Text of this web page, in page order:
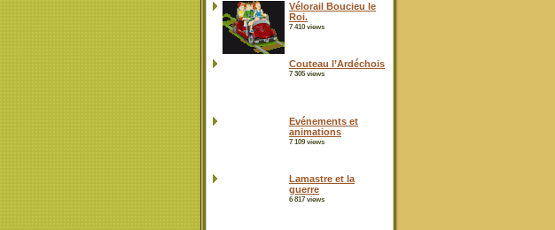
Vélorail Boucieu le
Roi.
7 410 views
Couteau l’Ardéchois
7 305 views
Evénements et
animations
7 109 views
Lamastre et la
guerre
6 817 views